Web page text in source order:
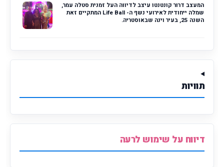
המעצב דרור קונטנטו עיצב לדיווה העל זמנית סטלה עמר,
שמלה ייחודית לאירועי נשף ה- Life Ball המתקיים זאת
השנה 25, בעיר וינה שבאוסטריה.
תוויות
דיווח על שימוש לרעה